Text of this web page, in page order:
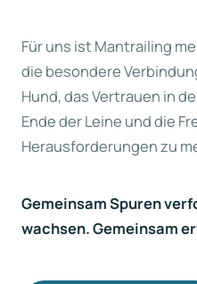
Für uns ist Mantrailing
die besondere
Hund, das Vertrauen in
Ende der Leine und die
Herausforderungen zu
Gemeinsam Spuren
wachsen. Gemeinsam